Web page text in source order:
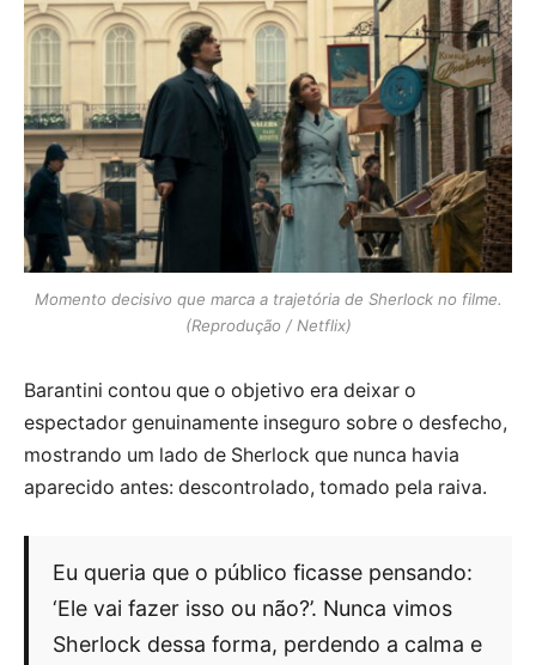
Momento decisivo que marca a trajetória de Sherlock no filme.
(Reprodução / Netflix)
Barantini contou que o objetivo era deixar o
espectador genuinamente inseguro sobre o desfecho,
mostrando um lado de Sherlock que nunca havia
aparecido antes: descontrolado, tomado pela raiva.
Eu queria que o público ficasse pensando:
‘Ele vai fazer isso ou não?’. Nunca vimos
Sherlock dessa forma, perdendo a calma e